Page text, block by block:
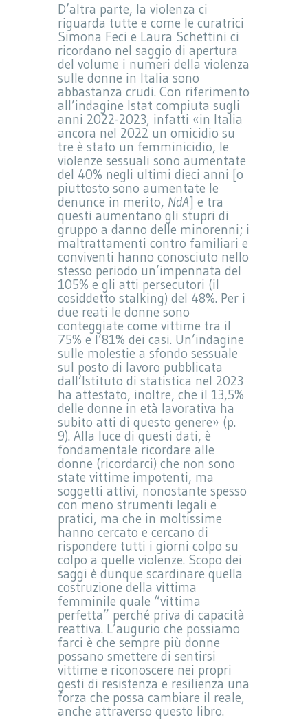
D’altra parte, la violenza ci
riguarda tutte e come le curatrici
Simona Feci e Laura Schettini ci
ricordano nel saggio di apertura
del volume i numeri della violenza
sulle donne in Italia sono
abbastanza crudi. Con riferimento
all’indagine Istat compiuta sugli
anni 2022-2023, infatti «in Italia
ancora nel 2022 un omicidio su
tre è stato un femminicidio, le
violenze sessuali sono aumentate
del 40% negli ultimi dieci anni [o
piuttosto sono aumentate le
denunce in merito, NdA] e tra
questi aumentano gli stupri di
gruppo a danno delle minorenni; i
maltrattamenti contro familiari e
conviventi hanno conosciuto nello
stesso periodo un’impennata del
105% e gli atti persecutori (il
cosiddetto stalking) del 48%. Per i
due reati le donne sono
conteggiate come vittime tra il
75% e l’81% dei casi. Un’indagine
sulle molestie a sfondo sessuale
sul posto di lavoro pubblicata
dall’Istituto di statistica nel 2023
ha attestato, inoltre, che il 13,5%
delle donne in età lavorativa ha
subito atti di questo genere» (p.
9). Alla luce di questi dati, è
fondamentale ricordare alle
donne (ricordarci) che non sono
state vittime impotenti, ma
soggetti attivi, nonostante spesso
con meno strumenti legali e
pratici, ma che in moltissime
hanno cercato e cercano di
rispondere tutti i giorni colpo su
colpo a quelle violenze. Scopo dei
saggi è dunque scardinare quella
costruzione della vittima
femminile quale “vittima
perfetta” perché priva di capacità
reattiva. L’augurio che possiamo
farci è che sempre più donne
possano smettere di sentirsi
vittime e riconoscere nei propri
gesti di resistenza e resilienza una
forza che possa cambiare il reale,
anche attraverso questo libro.